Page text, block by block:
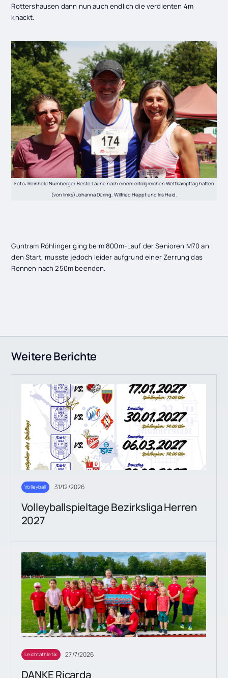
Rottershausen dann nun auch endlich die verdienten 4m
knackt.
Foto: Reinhold Nürnberger. Beste Laune nach einem erfolgreichen Wettkampftag hatten
(von links) Johanna Düring, Wilfried Heppt und Iris Heid.
Guntram Röhlinger ging beim 800m-Lauf der Senioren M70 an
den Start, musste jedoch leider aufgrund einer Zerrung das
Rennen nach 250m beenden.
Weitere Berichte
Volleyball 31/12/2026
Volleyballspieltage Bezirksliga Herren
2027
Leichtathletik 27/7/2026
DANKE Ricarda